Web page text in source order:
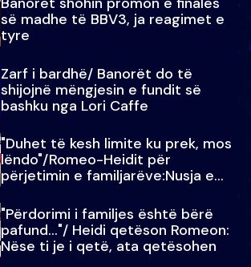
së madhe të BBV3, ja reagimet e
tyre
Zarf i bardhë/ Banorët do të
shijojnë mëngjesin e fundit së
bashku nga Lori Caffe
"Duhet të kesh limite ku prek, mos
lëndo"/Romeo-Heidit për
përjetimin e familjarëve:Nusja e
"Përdorimi i familjes është bërë
pafund…"/ Heidi qetëson Romeon:
Nëse ti je i qetë, ata qetësohen